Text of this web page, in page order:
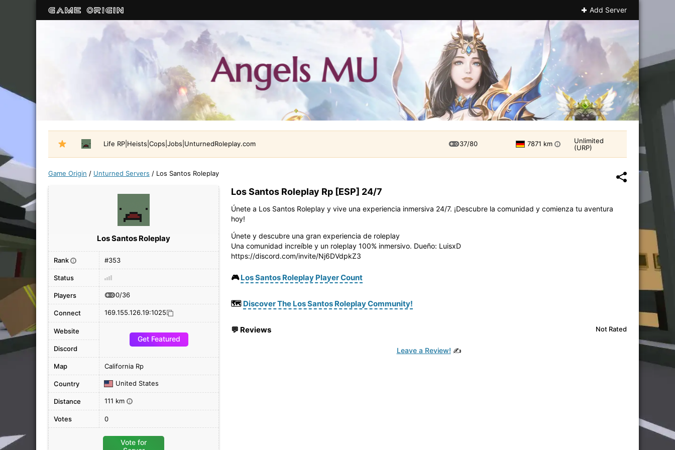
Add Server
Life RP|Heists|Cops|Jobs|UnturnedRoleplay.com 37/80 7871 km i
Unlimited
(URP)
Game Origin / Unturned Servers / Los Santos Roleplay
Los Santos Roleplay Rp [ESP] 24/7
Únete a Los Santos Roleplay y vive una experiencia inmersiva 24/7. ¡Descubre la comunidad y comienza tu aventura
hoy!
Únete y descubre una gran experiencia de roleplay
Una comunidad increíble y un roleplay 100% inmersivo. Dueño: LuisxD
https://discord.com/invite/Nj6DVdpkZ3
🎮Los Santos Roleplay Player Count
🗺️ Discover The Los Santos Roleplay Community!
💬 Reviews Not Rated
Leave a Review! ✍️
Los Santos Roleplay
Rank i #353
Status
Players 0/36
Connect 169.155.126.19:1025
Website
Get Featured
Discord
Map California Rp
Country United States
Distance 111 km i
Votes 0
Vote for